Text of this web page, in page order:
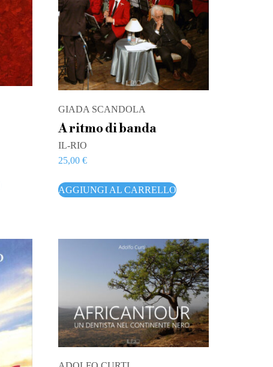
GIADA SCANDOLA
A ritmo di banda
IL-RIO
25,00€
AGGIUNGI AL CARRELLO